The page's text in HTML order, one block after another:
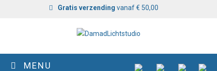
Gratis verzending vanaf € 50,00
MENU